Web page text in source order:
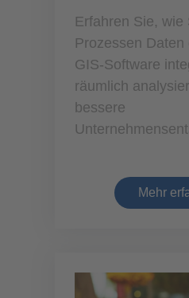
Erfahren Sie, wie
Prozessen Daten
GIS-Software
räumlich
bessere
Mehr